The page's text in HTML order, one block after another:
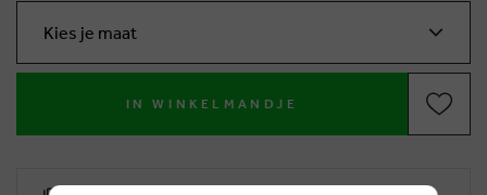
Kies je maat
IN WINKELMANDJE